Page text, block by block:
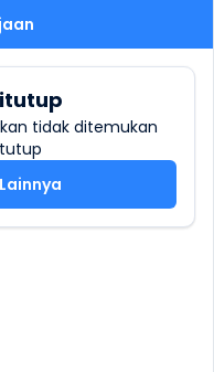
tidak ditemukan